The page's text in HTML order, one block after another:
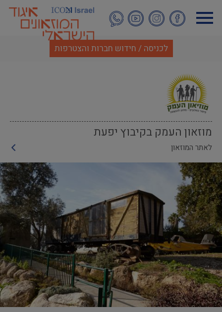
לתוכן
העיקרי
לכניסה / חידוש חברות והצטרפות
מוזאון העמק בקיבוץ יפעת
לאתר המוזאון